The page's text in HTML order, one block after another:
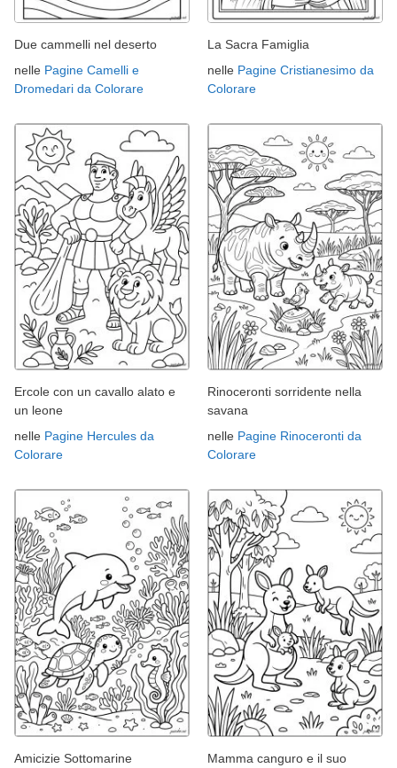
Due cammelli nel deserto
nelle Pagine Camelli e
Dromedari da Colorare
La Sacra Famiglia
nelle Pagine Cristianesimo da
Colorare
Ercole con un cavallo alato e
un leone
nelle Pagine Hercules da
Colorare
Rinoceronti sorridente nella
savana
nelle Pagine Rinoceronti da
Colorare
Amicizie Sottomarine
Mamma canguro e il suo